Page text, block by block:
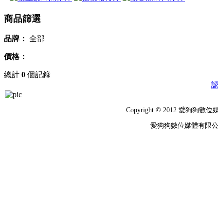
商品篩選
品牌： 全部
價格：
總計 0 個記錄
Copyright © 2012 愛狗狗數位
愛狗狗數位媒體有限